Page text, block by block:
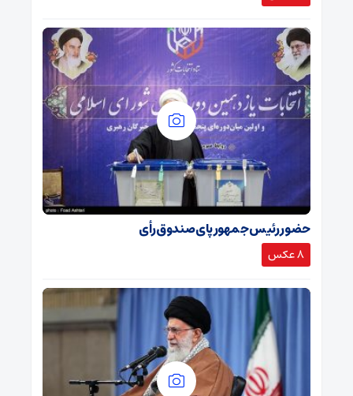
حضور رئیس جمهور پای صندوق رأی
8 عکس